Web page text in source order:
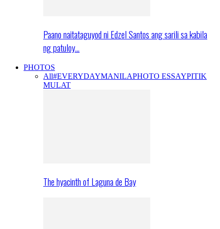
Paano naitataguyod ni Edzel Santos ang sarili sa kabila
ng patuloy…
PHOTOS
All#EVERYDAYMANILAPHOTO ESSAYPITIK
MULAT
The hyacinth of Laguna de Bay